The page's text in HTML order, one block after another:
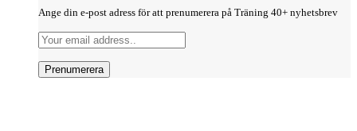
Ange din e-post adress för att prenumerera på Träning 40+ nyhetsbrev